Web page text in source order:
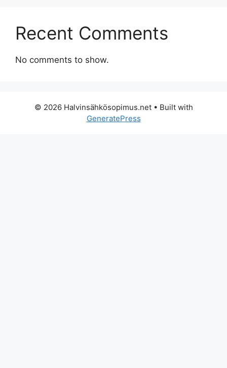
Recent Comments
No comments to show.
© 2026 Halvinsähkösopimus.net• Built with
GeneratePress